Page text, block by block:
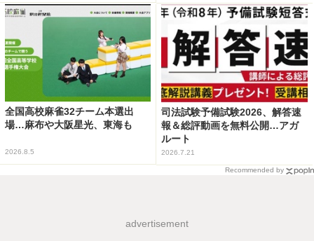
全国高校麻雀32チーム本選出
場…麻布や大阪星光、東海も
2026.8.5
司法試験予備試験2026、解答速
報＆総評動画を無料公開…アガ
ルート
2026.7.21
Recommended by
advertisement